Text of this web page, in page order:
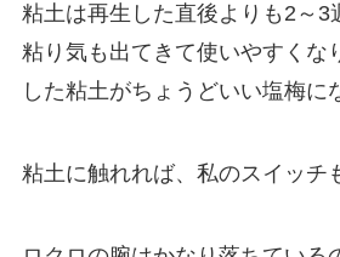
粘土は再生した直後よりも2～3
粘り気も出てきて使いやすくな
した粘土がちょうどいい塩梅に
粘土に触れれば、私のスイッチ